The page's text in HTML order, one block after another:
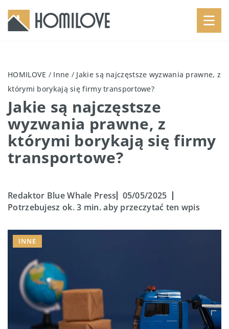
HOMILOVE / Inne / Jakie są najczęstsze wyzwania prawne, z
którymi borykają się firmy transportowe?
Jakie są najczęstsze
wyzwania prawne, z
którymi borykają się firmy
transportowe?
Redaktor Blue Whale Press
05/05/2025
Potrzebujesz ok. 3 min. aby przeczytać ten wpis
INNE